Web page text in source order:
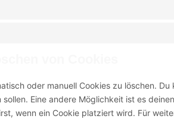
oder manuell Cookies zu löschen. Du
Eine andere Möglichkeit ist es
wenn ein Cookie platziert wird. Für